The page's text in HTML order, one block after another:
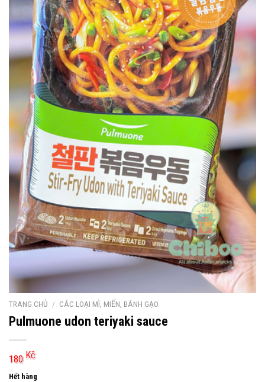
TRANG CHỦ / CÁC LOẠI MÌ, MIẾN, BÁNH GẠO
Pulmuone udon teriyaki sauce
180 Kč
Hết hàng